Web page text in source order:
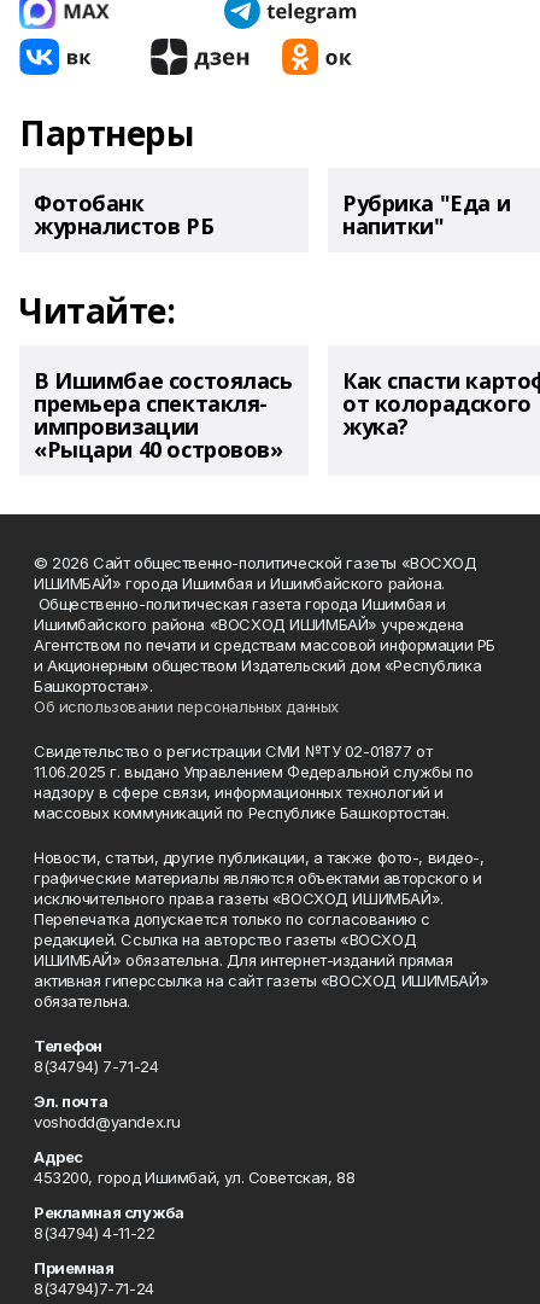
Партнеры
Фотобанк
журналистов РБ
Рубрика "Еда и
напитки"
Читайте:
В Ишимбае состоялась
премьера спектакля-
импровизации
«Рыцари 40 островов»
Как спасти
от колорадского
жука?
© 2026 Сайт общественно-политической газеты «ВОСХОД
ИШИМБАЙ» города Ишимбая и Ишимбайского района.
Общественно-политическая газета города Ишимбая и
Ишимбайского района «ВОСХОД ИШИМБАЙ» учреждена
Агентством по печати и средствам массовой информации РБ
и Акционерным обществом Издательский дом «Республика
Башкортостан».
Об использовании персональных данных
Свидетельство о регистрации СМИ №ТУ 02-01877 от
11.06.2025 г. выдано Управлением Федеральной службы по
надзору в сфере связи, информационных технологий и
массовых коммуникаций по Республике Башкортостан.
Новости, статьи, другие публикации, а также фото-, видео-,
графические материалы являются объектами авторского и
исключительного права газеты «ВОСХОД ИШИМБАЙ».
Перепечатка допускается только по согласованию с
редакцией. Ссылка на авторство газеты «ВОСХОД
ИШИМБАЙ» обязательна. Для интернет-изданий прямая
активная гиперссылка на сайт газеты «ВОСХОД ИШИМБАЙ»
обязательна.
Телефон
8(34794) 7-71-24
Эл. почта
voshodd@yandex.ru
Адрес
453200, город Ишимбай, ул. Советская, 88
Рекламная служба
8(34794) 4-11-22
Приемная
8(34794)7-71-24